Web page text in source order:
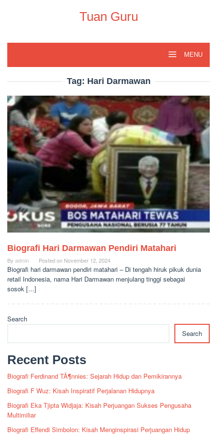
Tuan Guru
MENU
Tag: Hari Darmawan
Biografi Hari Darmawan Pendiri Matahari
By admin Posted on November 12, 2024
Biografi hari darmawan pendiri matahari – Di tengah hiruk pikuk dunia
retail Indonesia, nama Hari Darmawan menjulang tinggi sebagai
sosok […]
Search
Search
Recent Posts
Biografi Ferdinand TÃ¶nnies: Sejarah Hidup dan Pemikirannya
Biografi F Wuz: Kisah Inspiratif Perjalanan Hidupnya
Biografi Eka Tjipta Widjaja: Kisah Perjuangan Sukses Pengusaha
Multimiliar
Biografi Effendi Simbolon: Kisah Menginspirasi Perjuangan Hidup